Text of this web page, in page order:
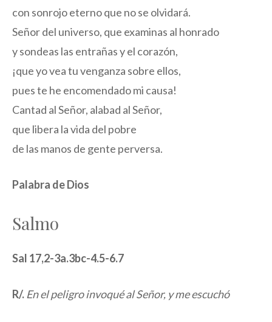
con sonrojo eterno que no se olvidará.
Señor del universo, que examinas al honrado
y sondeas las entrañas y el corazón,
¡que yo vea tu venganza sobre ellos,
pues te he encomendado mi causa!
Cantad al Señor, alabad al Señor,
que libera la vida del pobre
de las manos de gente perversa.
Palabra de Dios
Salmo
Sal 17,2-3a.3bc-4.5-6.7
R/. En el peligro invoqué al Señor, y me escuchó